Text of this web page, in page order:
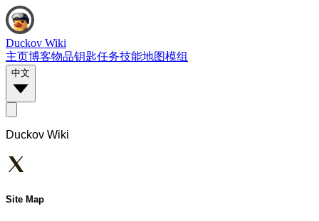
Duckov Wiki
主页博客物品钥匙任务技能地图模组
中文
Duckov Wiki
Site Map